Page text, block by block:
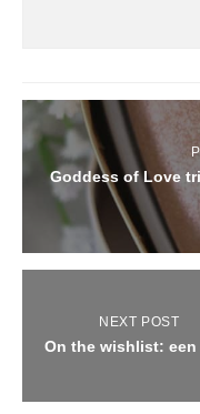
Goddess of Love
NEXT POST
On the wishlist: een